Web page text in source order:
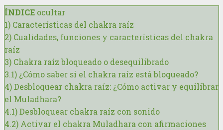
ÍNDICE ocultar
1) Características del chakra raíz
2) Cualidades, funciones y características del chakra
raíz
3) Chakra raíz bloqueado o desequilibrado
3.1) ¿Cómo saber si el chakra raíz está bloqueado?
4)Desbloquear chakra raíz: ¿Cómo activar y equilibrar
el Muladhara?
4.1)Desbloquear chakra raíz con sonido
4.2) Activar el chakra Muladhara con afirmaciones